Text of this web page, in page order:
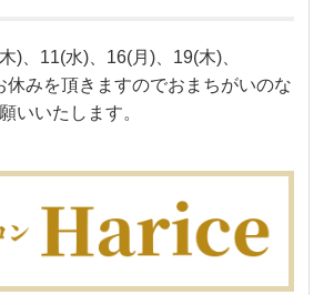
)、11(水)、16(月)、19(木)、
休みを頂きますのでおまちがいのな
いいたします。